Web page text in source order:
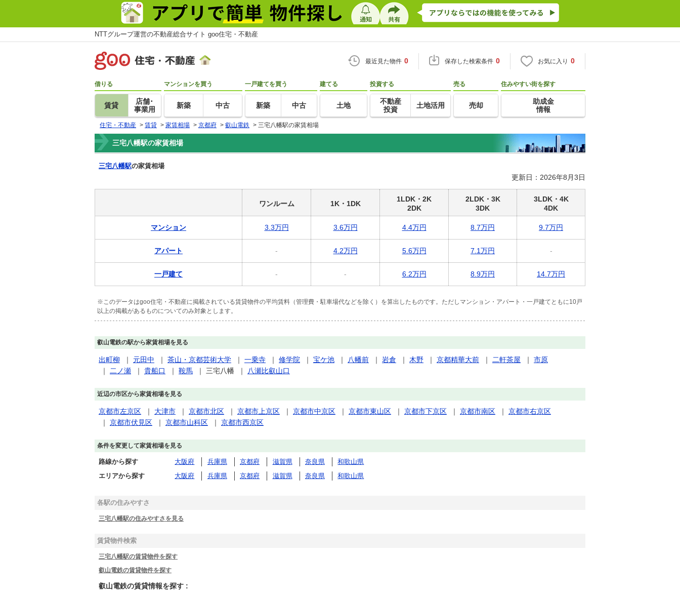
NTTグループ運営の不動産総合サイト goo住宅・不動産
最近見た物件 0 保存した検索条件 0 お気に入り 0
借りる
賃貸
店舗･
事業用
マンションを買う
新築 中古
一戸建てを買う
新築 中古
建てる
土地
投資する
不動産
投資
土地活用
売る
売却
住みやすい街を探す
助成金
情報
住宅・不動産 > 賃貸 > 家賃相場 > 京都府 > 叡山電鉄 > 三宅八幡駅の家賃相場
三宅八幡駅の家賃相場
三宅八幡駅の家賃相場
更新日：2026年8月3日
ワンルーム 1K・1DK
1LDK・2K
2DK
2LDK・3K
3DK
3LDK・4K
4DK
マンション 3.3万円 3.6万円 4.4万円 8.7万円 9.7万円
アパート - 4.2万円 5.6万円 7.1万円 -
一戸建て - - 6.2万円 8.9万円 14.7万円
※このデータはgoo住宅・不動産に掲載されている賃貸物件の平均賃料（管理費・駐車場代などを除く）を算出したものです。ただしマンション・アパート・一戸建てともに10戸
以上の掲載があるものについてのみ対象とします。
叡山電鉄の駅から家賃相場を見る
出町柳 ｜ 元田中 ｜ 茶山・京都芸術大学 ｜ 一乗寺 ｜ 修学院 ｜ 宝ケ池 ｜ 八幡前 ｜ 岩倉 ｜ 木野 ｜ 京都精華大前 ｜ 二軒茶屋 ｜ 市原
｜
二ノ瀬 ｜ 貴船口 ｜ 鞍馬 ｜ 三宅八幡 ｜ 八瀬比叡山口
近辺の市区から家賃相場を見る
京都市左京区 ｜ 大津市 ｜ 京都市北区 ｜ 京都市上京区 ｜ 京都市中京区 ｜ 京都市東山区 ｜ 京都市下京区 ｜ 京都市南区 ｜ 京都市右京区
｜ 京都市伏見区 ｜ 京都市山科区 ｜ 京都市西京区
条件を変更して家賃相場を見る
路線から探す 大阪府 兵庫県 京都府 滋賀県 奈良県
和歌山県
エリアから探す
大阪府 兵庫県 京都府 滋賀県 奈良県 和歌山県
各駅の住みやすさ
三宅八幡駅の住みやすさを見る
賃貸物件検索
三宅八幡駅の賃貸物件を探す
叡山電鉄の賃貸物件を探す
叡山電鉄の賃貸情報を探す :